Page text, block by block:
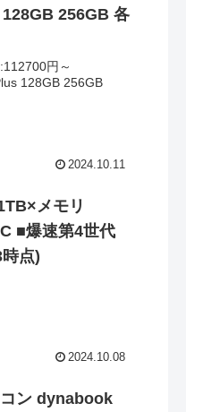
256GB 各
円～
128GB 256GB
2024.10.11
メモリ
■爆速第4世代
点)
2024.10.08
コン dynabook